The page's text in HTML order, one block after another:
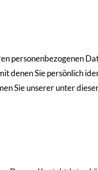
personenbezogenen
denen Sie persönlich
Sie unserer unter